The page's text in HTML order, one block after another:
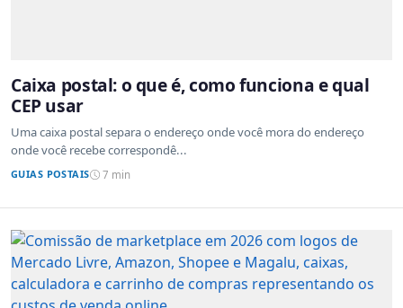
Caixa postal: o que é, como funciona e qual
CEP usar
Uma caixa postal separa o endereço onde você mora do endereço
onde você recebe correspondê...
GUIAS POSTAIS 7 min